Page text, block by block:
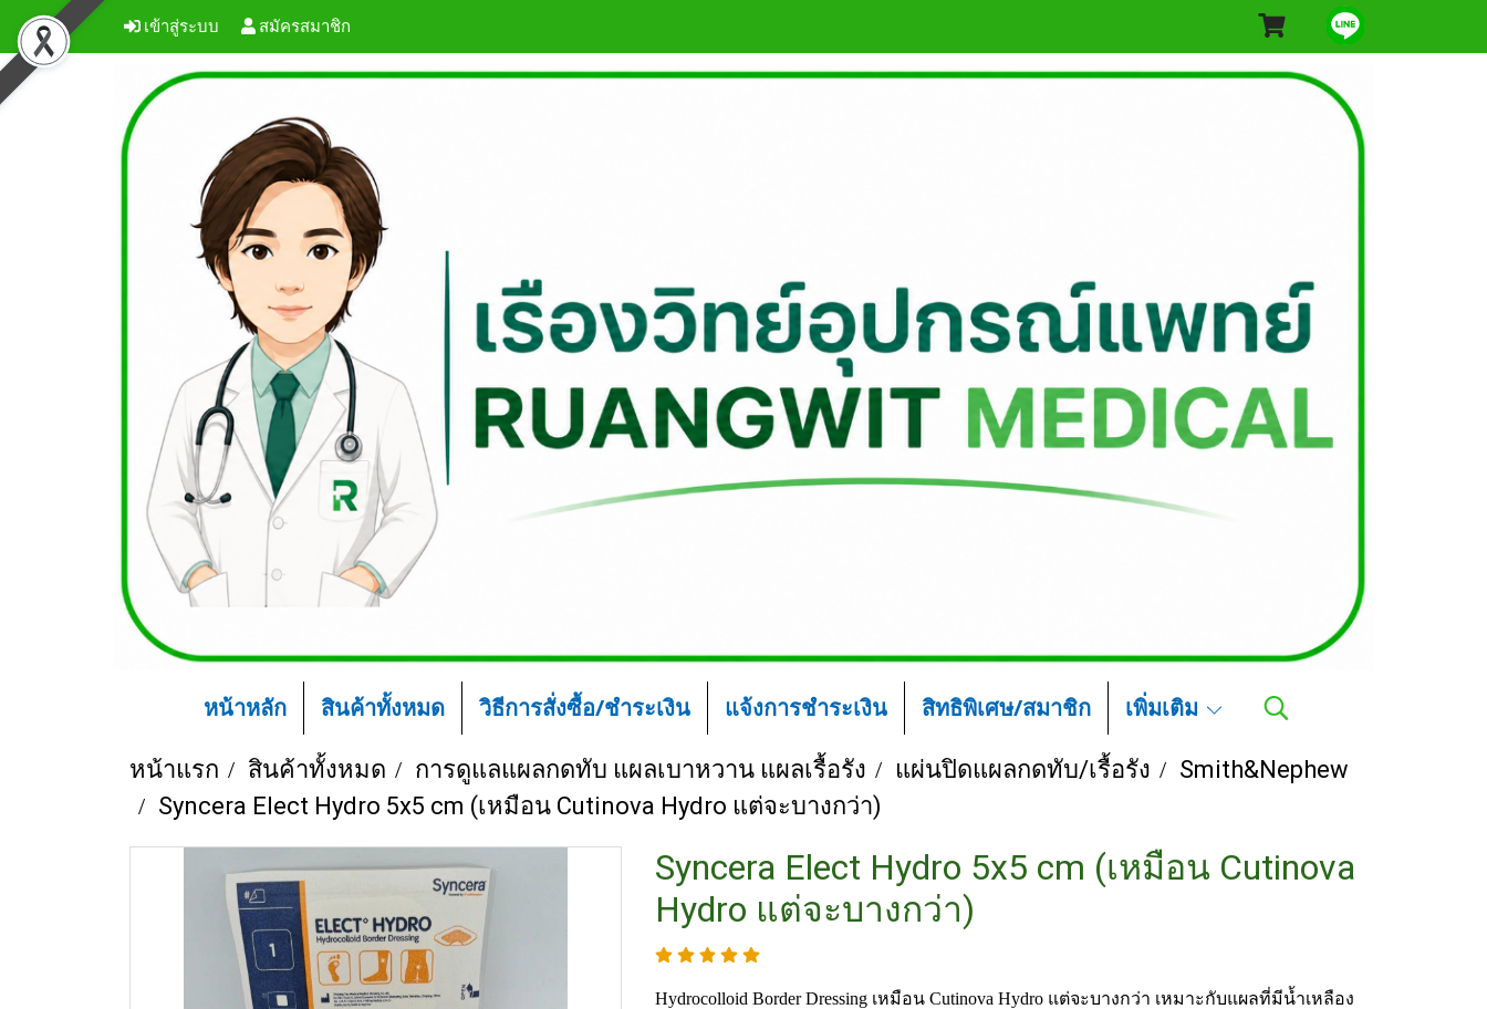
เข้าสู่ระบบ สมัครสมาชิก
หน้าหลัก สินค้าทั้งหมด วิธีการสั่งซื้อ/ชำระเงิน แจ้งการชำระเงิน สิทธิพิเศษ/สมาชิก เพิ่มเติม
หน้าแรก สินค้าทั้งหมด การดูแลแผลกดทับ แผลเบาหวาน แผลเรื้อรัง แผ่นปิดแผลกดทับ/เรื้อรัง
Smith&Nephew
Syncera Elect Hydro 5x5 cm (เหมือน Cutinova Hydro แต่จะบางกว่า)
Syncera Elect Hydro 5x5 cm (เหมือน Cutinova
Hydro แต่จะบางกว่า)
Hydrocolloid Border Dressing เหมือน Cutinova Hydro แต่จะบางกว่า เหมาะกับแผลที่มีน้ำเหลือง